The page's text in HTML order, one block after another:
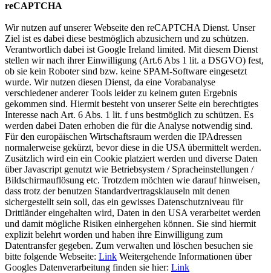
reCAPTCHA
Wir nutzen auf unserer Webseite den reCAPTCHA Dienst. Unser
Ziel ist es dabei diese bestmöglich abzusichern und zu schützen.
Verantwortlich dabei ist Google Ireland limited. Mit diesem Dienst
stellen wir nach ihrer Einwilligung (Art.6 Abs 1 lit. a DSGVO) fest,
ob sie kein Roboter sind bzw. keine SPAM-Software eingesetzt
wurde. Wir nutzen diesen Dienst, da eine Vorabanalyse
verschiedener anderer Tools leider zu keinem guten Ergebnis
gekommen sind. Hiermit besteht von unserer Seite ein berechtigtes
Interesse nach Art. 6 Abs. 1 lit. f uns bestmöglich zu schützen. Es
werden dabei Daten erhoben die für die Analyse notwendig sind.
Für den europäischen Wirtschaftsraum werden die IPAdressen
normalerweise gekürzt, bevor diese in die USA übermittelt werden.
Zusätzlich wird ein ein Cookie platziert werden und diverse Daten
über Javascript genutzt wie Betriebsystem / Spracheinstellungen /
Bildschirmauflösung etc. Trotzdem möchten wie darauf hinweisen,
dass trotz der benutzen Standardvertragsklauseln mit denen
sichergestellt sein soll, das ein gewisses Datenschutzniveau für
Drittländer eingehalten wird, Daten in den USA verarbeitet werden
und damit mögliche Risiken einhergehen können. Sie sind hiermit
explizit belehrt worden und haben ihre Einwilligung zum
Datentransfer gegeben. Zum verwalten und löschen besuchen sie
bitte folgende Webseite: Link Weitergehende Informationen über
Googles Datenverarbeitung finden sie hier: Link